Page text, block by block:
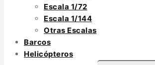
Escala 1/72
Escala 1/144
Otras Escalas
Barcos
Helicópteros